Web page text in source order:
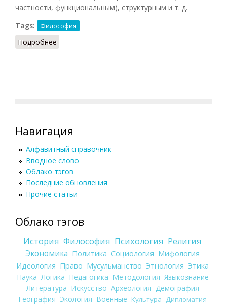
частности, функциональным), структурным и т. д.
Tags:
Философия
Подробнее
Навигация
Алфавитный справочник
Вводное слово
Облако тэгов
Последние обновления
Прочие статьи
Облако тэгов
История Философия Психология Религия
Экономика Политика Социология Мифология
Идеология Право Мусульманство Этнология Этика
Наука Логика Педагогика Методология Языкознание
Литература Искусство Археология Демография
География Экология Военные Культура
Дипломатия